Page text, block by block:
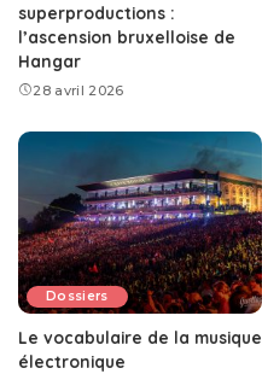
superproductions :
l’ascension bruxelloise de
Hangar
28 avril 2026
Dossiers
Le vocabulaire de la musique
électronique